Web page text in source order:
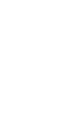
estamos aquí para hacer
para ofrecerte en
tus proyectos y
que tenemos para
en Sodimac. Encuentra
¡Visítanos y